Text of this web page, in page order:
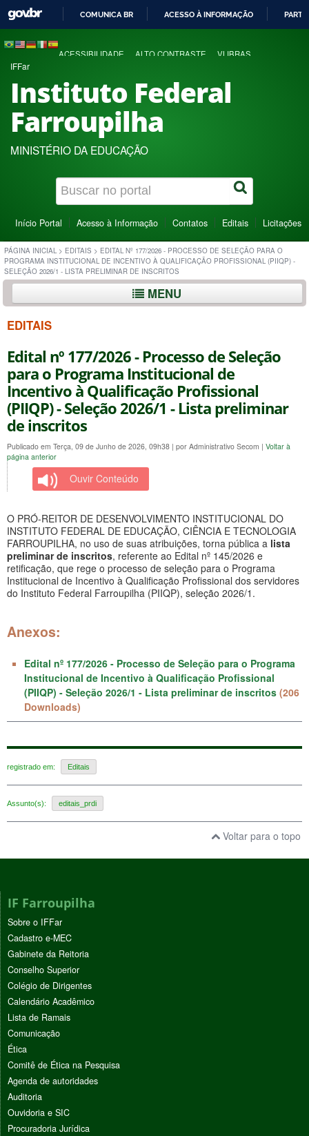
COMUNICA BR ACESSO À INFORMAÇÃO
ACESSIBILIDADE ALTO CONTRASTE VLIBRAS
IFFar
Instituto Federal
Farroupilha
MINISTÉRIO DA EDUCAÇÃO
Início Portal Acesso à Informação Contatos Editais Licitações
PÁGINA INICIAL > EDITAIS > EDITAL Nº 177/2026 - PROCESSO DE SELEÇÃO PARA O
PROGRAMA INSTITUCIONAL DE INCENTIVO À QUALIFICAÇÃO PROFISSIONAL (PIIQP) -
SELEÇÃO 2026/1 - LISTA PRELIMINAR DE INSCRITOS
MENU
EDITAIS
Edital nº 177/2026 - Processo de Seleção
para o Programa Institucional de
Incentivo à Qualificação Profissional
(PIIQP) - Seleção 2026/1 - Lista preliminar
de inscritos
Publicado em Terça, 09 de Junho de 2026, 09h38 | por Administrativo Secom | Voltar à
página anterior
Ouvir Conteúdo
O PRÓ-REITOR DE DESENVOLVIMENTO INSTITUCIONAL DO
INSTITUTO FEDERAL DE EDUCAÇÃO, CIÊNCIA E TECNOLOGIA
FARROUPILHA, no uso de suas atribuições, torna pública a lista
preliminar de inscritos, referente ao Edital nº 145/2026 e
retificação, que rege o processo de seleção para o Programa
Institucional de Incentivo à Qualificação Profissional dos servidores
do Instituto Federal Farroupilha (PIIQP), seleção 2026/1.
Anexos:
Edital nº 177/2026 - Processo de Seleção para o Programa
Institucional de Incentivo à Qualificação Profissional
(PIIQP) - Seleção 2026/1 - Lista preliminar de inscritos (206
Downloads)
registrado em: Editais
Assunto(s): editais_prdi
Voltar para o topo
IF Farroupilha
Sobre o IFFar
Cadastro e-MEC
Gabinete da Reitoria
Conselho Superior
Colégio de Dirigentes
Calendário Acadêmico
Lista de Ramais
Comunicação
Ética
Comitê de Ética na Pesquisa
Agenda de autoridades
Auditoria
Ouvidoria e SIC
Procuradoria Jurídica